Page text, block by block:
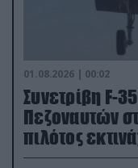
01.08.2026 | 00:02
Συνετρίβη F-
Πεζοναυτών
πιλότος